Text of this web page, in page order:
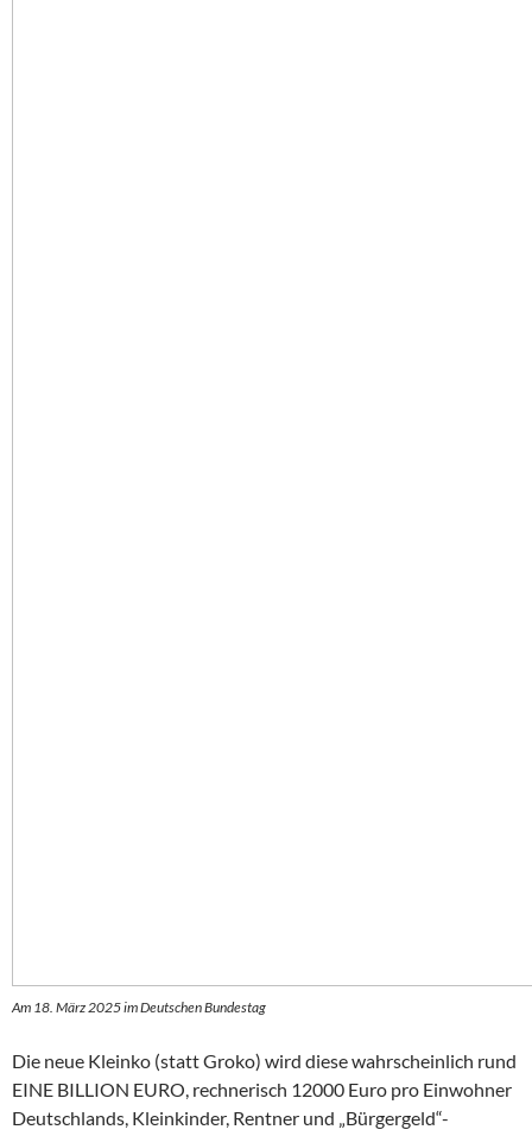
Am 18. März 2025 im Deutschen Bundestag
Die neue Kleinko (statt Groko) wird diese wahrscheinlich rund
EINE BILLION EURO, rechnerisch 12000 Euro pro Einwohner
Deutschlands, Kleinkinder, Rentner und „Bürgergeld“-